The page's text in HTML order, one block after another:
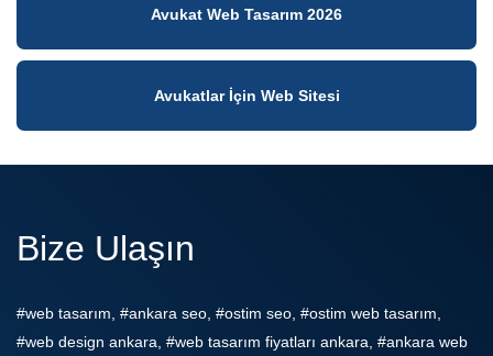
Avukat Web Tasarım 2026
Avukatlar İçin Web Sitesi
Bize Ulaşın
#web tasarım, #ankara seo, #ostim seo, #ostim web tasarım,
#web design ankara, #web tasarım fiyatları ankara, #ankara web